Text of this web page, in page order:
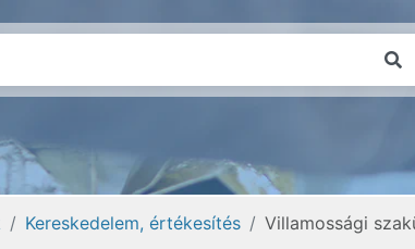
Kereskedelem, értékesítés Villamossági